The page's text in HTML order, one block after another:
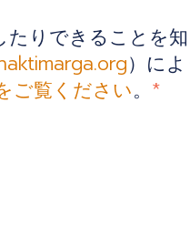
りできることを
）によ
ご覧ください。 *